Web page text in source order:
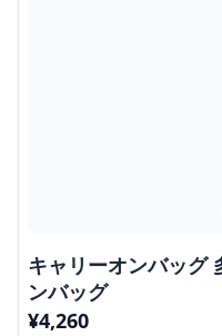
キャリーオンバッグ
ンバッグ
¥4,260